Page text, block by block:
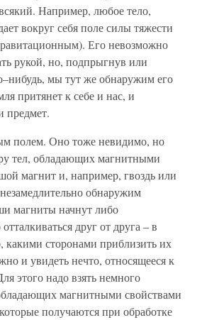
Например, любое тело,
вокруг себя поле силы тяжести
Его невозможно
рукой, но, подпрыгнув или
мы тут же обнаружим его
притянет к себе и нас, и
предмет.
полем. Оно тоже невидимо, но
тел, обладающих магнитными
магнит и, например, гвоздь или
обнаружим
магниты начнут либо
друг от друга – в
какими сторонами приблизить их
и увидеть нечто, относящееся к
этого надо взять немного
магнитными свойствами
получаются при обработке